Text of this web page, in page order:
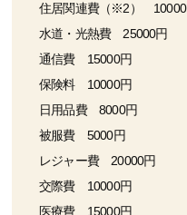
住居関連費（※2） 10000
水道・光熱費 25000円
通信費 15000円
保険料 10000円
日用品費 8000円
被服費 5000円
レジャー費 20000円
交際費 10000円
医療費 15000円